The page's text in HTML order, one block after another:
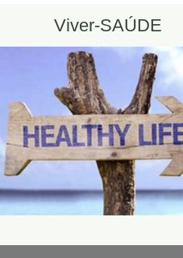
Viver-SAÚDE